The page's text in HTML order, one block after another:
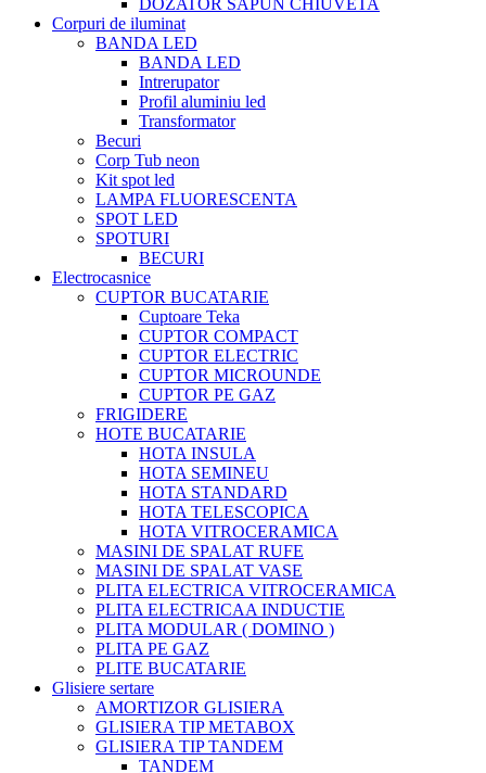
Corpuri de iluminat
BANDA LED
BANDA LED
Intrerupator
Profil aluminiu led
Transformator
Becuri
Corp Tub neon
Kit spot led
LAMPA FLUORESCENTA
SPOT LED
SPOTURI
BECURI
Electrocasnice
CUPTOR BUCATARIE
Cuptoare Teka
CUPTOR COMPACT
CUPTOR ELECTRIC
CUPTOR MICROUNDE
CUPTOR PE GAZ
FRIGIDERE
HOTE BUCATARIE
HOTA INSULA
HOTA SEMINEU
HOTA STANDARD
HOTA TELESCOPICA
HOTA VITROCERAMICA
MASINI DE SPALAT RUFE
MASINI DE SPALAT VASE
PLITA ELECTRICA VITROCERAMICA
PLITA ELECTRICAA INDUCTIE
PLITA MODULAR ( DOMINO )
PLITA PE GAZ
PLITE BUCATARIE
Glisiere sertare
AMORTIZOR GLISIERA
GLISIERA TIP METABOX
GLISIERA TIP TANDEM
TANDEM